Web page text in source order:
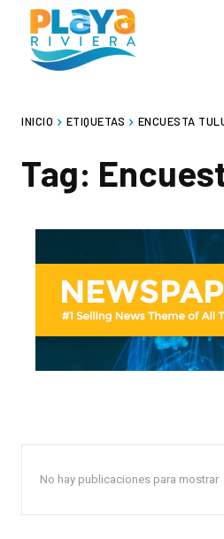
INICIO ETIQUETAS ENCUESTA
Tag:
No hay publicaciones para mostrar